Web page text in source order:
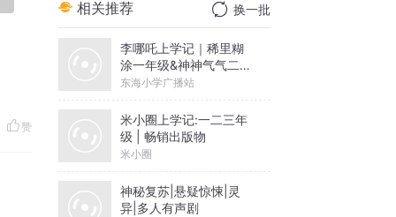
赞
相关推荐 换一批
李哪吒上学记｜稀里糊
涂一年级&神神气气二年
级
东海小学广播站
米小圈上学记:一二三年
级 | 畅销出版物
米小圈
神秘复苏|悬疑惊悚|灵
异|多人有声剧